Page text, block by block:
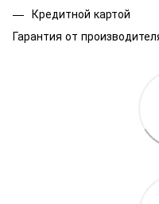
Кредитной картой
Гарантия от